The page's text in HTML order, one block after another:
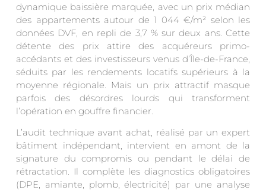
dynamique baissière marquée, avec un prix médian
des appartements autour de 1 044 €/m² selon les
données DVF, en repli de 3,7 % sur deux ans. Cette
détente des prix attire des acquéreurs primo-
accédants et des investisseurs venus d’Île-de-France,
séduits par les rendements locatifs supérieurs à la
moyenne régionale. Mais un prix attractif masque
parfois des désordres lourds qui transforment
l’opération en gouffre financier.
L’audit technique avant achat, réalisé par un expert
bâtiment indépendant, intervient en amont de la
signature du compromis ou pendant le délai de
rétractation. Il complète les diagnostics obligatoires
(DPE, amiante, plomb, électricité) par une analyse